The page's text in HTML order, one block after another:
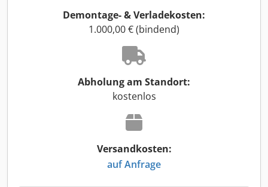
Demontage- & Verladekosten:
1.000,00 € (bindend)
Abholung am Standort:
kostenlos
Versandkosten:
auf Anfrage